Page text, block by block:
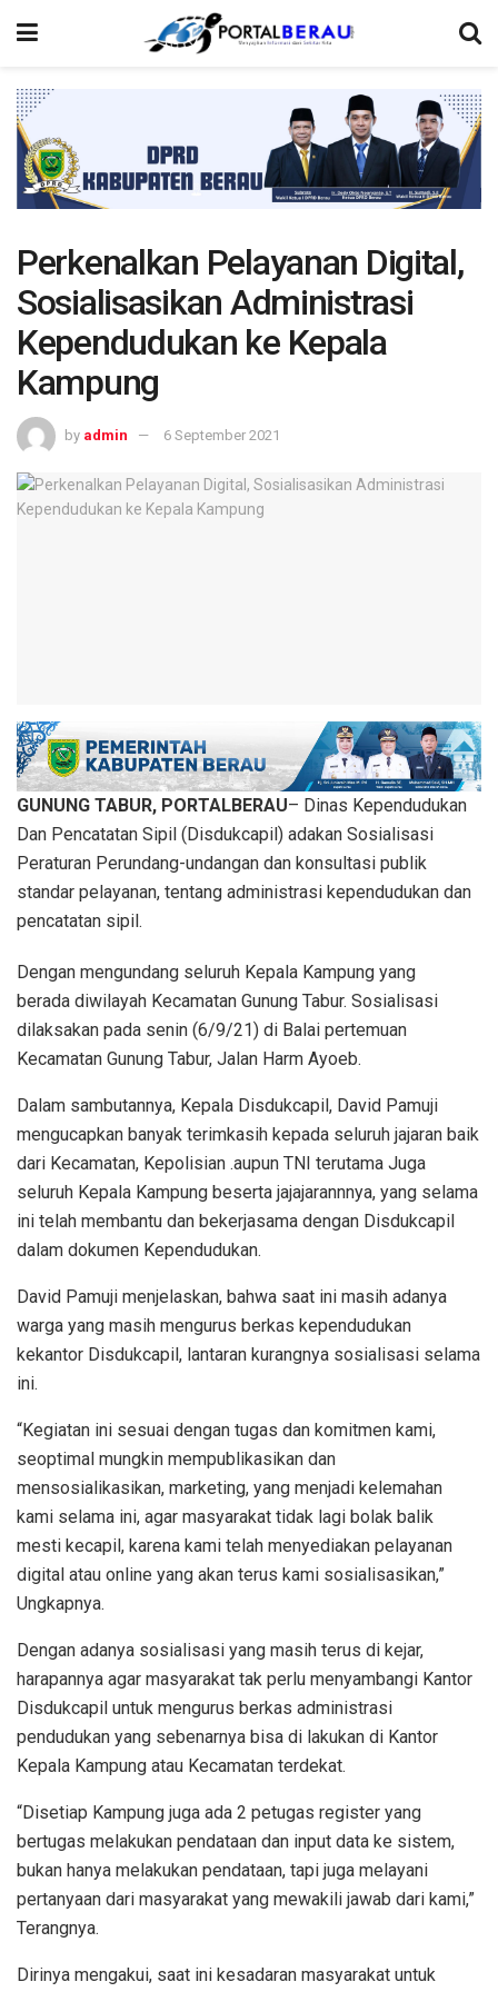
Perkenalkan Pelayanan Digital,
Sosialisasikan Administrasi
Kependudukan ke Kepala
Kampung
by admin 6 September 2021
GUNUNG TABUR, PORTALBERAU– Dinas Kependudukan
Dan Pencatatan Sipil (Disdukcapil) adakan Sosialisasi
Peraturan Perundang-undangan dan konsultasi publik
standar pelayanan, tentang administrasi kependudukan dan
pencatatan sipil.
Dengan mengundang seluruh Kepala Kampung yang
berada diwilayah Kecamatan Gunung Tabur. Sosialisasi
dilaksakan pada senin (6/9/21) di Balai pertemuan
Kecamatan Gunung Tabur, Jalan Harm Ayoeb.
Dalam sambutannya, Kepala Disdukcapil, David Pamuji
mengucapkan banyak terimkasih kepada seluruh jajaran baik
dari Kecamatan, Kepolisian .aupun TNI terutama Juga
seluruh Kepala Kampung beserta jajajarannnya, yang selama
ini telah membantu dan bekerjasama dengan Disdukcapil
dalam dokumen Kependudukan.
David Pamuji menjelaskan, bahwa saat ini masih adanya
warga yang masih mengurus berkas kependudukan
kekantor Disdukcapil, lantaran kurangnya sosialisasi selama
ini.
“Kegiatan ini sesuai dengan tugas dan komitmen kami,
seoptimal mungkin mempublikasikan dan
mensosialikasikan, marketing, yang menjadi kelemahan
kami selama ini, agar masyarakat tidak lagi bolak balik
mesti kecapil, karena kami telah menyediakan pelayanan
digital atau online yang akan terus kami sosialisasikan,”
Ungkapnya.
Dengan adanya sosialisasi yang masih terus di kejar,
harapannya agar masyarakat tak perlu menyambangi Kantor
Disdukcapil untuk mengurus berkas administrasi
pendudukan yang sebenarnya bisa di lakukan di Kantor
Kepala Kampung atau Kecamatan terdekat.
“Disetiap Kampung juga ada 2 petugas register yang
bertugas melakukan pendataan dan input data ke sistem,
bukan hanya melakukan pendataan, tapi juga melayani
pertanyaan dari masyarakat yang mewakili jawab dari kami,”
Terangnya.
Dirinya mengakui, saat ini kesadaran masyarakat untuk